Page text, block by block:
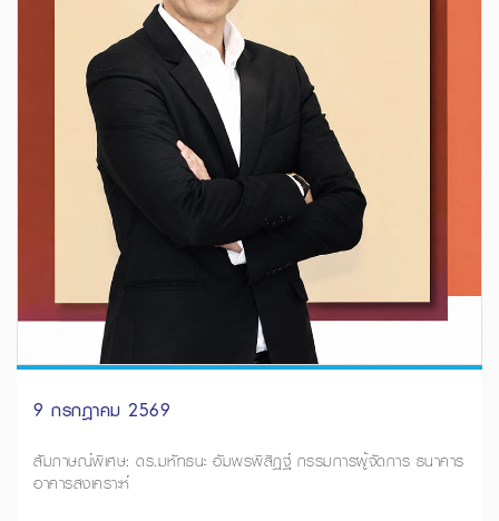
9 กรกฎาคม 2569
สัมภาษณ์พิเศษ: ดร.มหัทธนะ อัมพรพิสิฏฐ์ กรรมการผู้จัดการ ธนาคาร
อาคารสงเคราะห์